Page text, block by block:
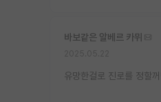
바보같은 알베르 카뮈
유망한걸로 진로를 정할